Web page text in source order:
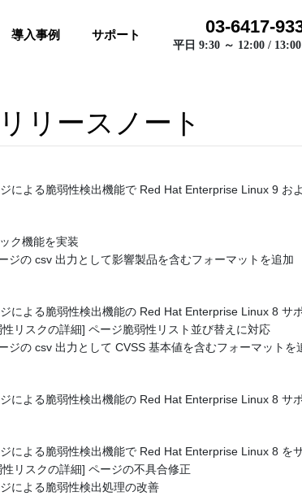
導入事例 サポート 03-6417-
平日 9:30 ～ 12:00 /
リースノート
による脆弱性検出機能で Red Hat Enterprise Linux 9 お
ク機能を実装
ジの csv 出力として影響製品を含むフォーマットを追加
による脆弱性検出機能の Red Hat Enterprise Linux 8 サ
リスクの詳細] ページ脆弱性リスト並び替えに対応
ジの csv 出力として CVSS 基本値を含むフォーマットを
による脆弱性検出機能の Red Hat Enterprise Linux 8 サ
による脆弱性検出機能で Red Hat Enterprise Linux 8 を
リスクの詳細] ページの不具合修正
による脆弱性検出処理の改善